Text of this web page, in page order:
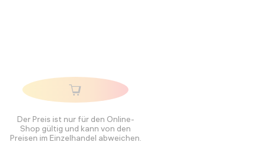
Der Preis ist nur für den Online-
Shop gültig und kann von den
Preisen im Einzelhandel abweichen.